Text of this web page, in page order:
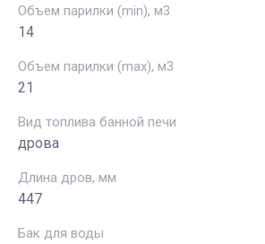
Объем парилки (min), м3
14
Объем парилки (max), м3
21
Вид топлива банной печи
дрова
Длина дров, мм
447
Бак для воды